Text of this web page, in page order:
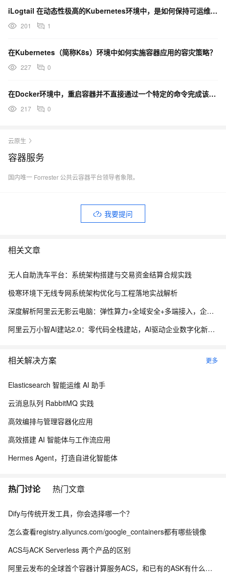
iLogtail 在动态性极高的Kubernetes环境中，是如何保持可运维性成本的可控态的？
201 1
在Kubernetes（简称K8s）环境中如何实施容器应用的容灾策略？
227 0
在Docker环境中，重启容器并不直接通过一个特定的命令完成该怎么办？
217 0
云原生
容器服务
国内唯一 Forrester 公共云容器平台领导者象限。
我要提问
相关文章
无人自助洗车平台：系统架构搭建与交易资金结算合规实践
极寒环境下无线专网系统架构优化与工程落地实战解析
深度解析阿里云无影云电脑：弹性算力+全域安全+多端接入，企业办公新范式
阿里云万小智AI建站2.0：零代码全栈建站，AI驱动企业数字化新入口
相关解决方案 更多
Elasticsearch 智能运维 AI 助手
云消息队列 RabbitMQ 实践
高效编排与管理容器化应用
高效搭建 AI 智能体与工作流应用
Hermes Agent，打造自进化智能体
热门讨论 热门文章
Dify与传统开发工具，你会选择哪一个？
怎么查看registry.aliyuncs.com/google_containers都有哪些镜像
ACS与ACK Serverless 两个产品的区别
阿里云发布的全球首个容器计算服务ACS，和已有的ASK有什么区别